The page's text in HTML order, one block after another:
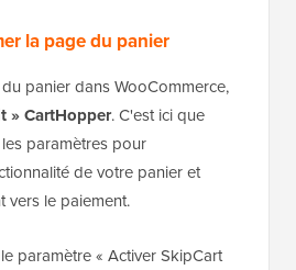
la page du panier
panier dans WooCommerce,
» CartHopper. C'est ici que
paramètres pour
de votre panier et
vers le paiement.
paramètre « Activer SkipCart